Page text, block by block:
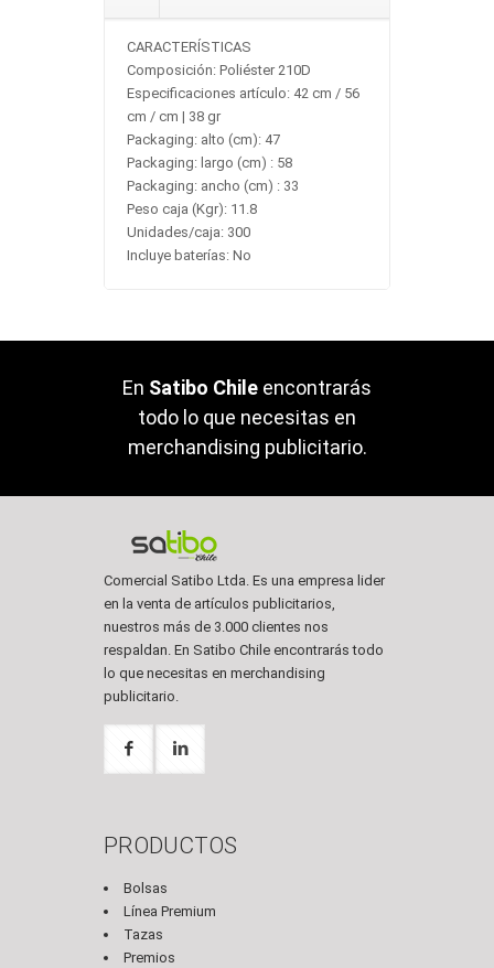
CARACTERÍSTICAS
Composición: Poliéster 210D
Especificaciones artículo: 42 cm / 56
cm / cm | 38 gr
Packaging: alto (cm): 47
Packaging: largo (cm) : 58
Packaging: ancho (cm) : 33
Peso caja (Kgr): 11.8
Unidades/caja: 300
Incluye baterías: No
En Satibo Chile encontrarás
todo lo que necesitas en
merchandising publicitario.
Comercial Satibo Ltda. Es una empresa lider
en la venta de artículos publicitarios,
nuestros más de 3.000 clientes nos
respaldan. En Satibo Chile encontrarás todo
lo que necesitas en merchandising
publicitario.
PRODUCTOS
Bolsas
Línea Premium
Tazas
Premios